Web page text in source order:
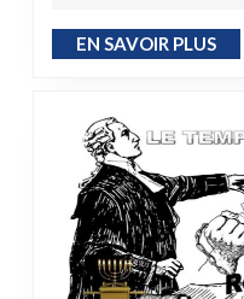
EN SAVOIR PLUSEN SAVOIR